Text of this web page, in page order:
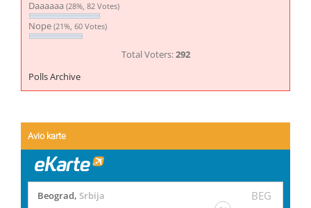
Daaaaaa (28%, 82 Votes)
Nope (21%, 60 Votes)
Total Voters:292
Polls Archive
Avio karte
Beograd, Srbija BEG